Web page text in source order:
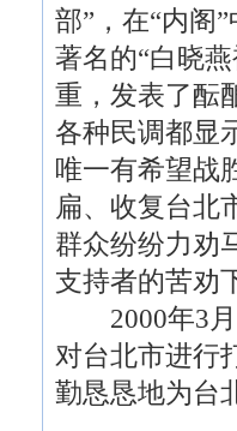
部”，在“内阁
著名的“白晓
重，发表了酝
各种民调都显
唯一有希望战
扁、收复台北
群众纷纷力劝
支持者的苦劝
2000年3月
对台北市进行
勤恳恳地为台